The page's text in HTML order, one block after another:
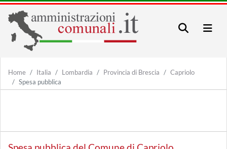
Home Italia Lombardia Provincia di Brescia
Capriolo
Spesa pubblica